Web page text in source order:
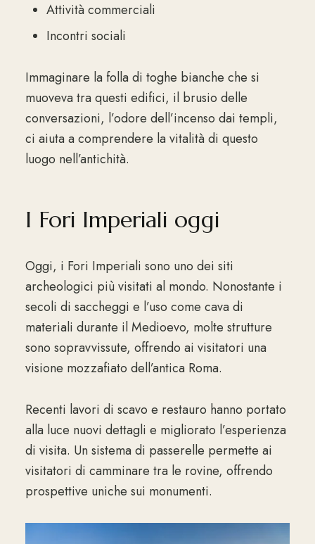
Attività commerciali
Incontri sociali
Immaginare la folla di toghe bianche che si
muoveva tra questi edifici, il brusio delle
conversazioni, l’odore dell’incenso dai templi,
ci aiuta a comprendere la vitalità di questo
luogo nell’antichità.
I Fori Imperiali oggi
Oggi, i Fori Imperiali sono uno dei siti
archeologici più visitati al mondo. Nonostante i
secoli di saccheggi e l’uso come cava di
materiali durante il Medioevo, molte strutture
sono sopravvissute, offrendo ai visitatori una
visione mozzafiato dell’antica Roma.
Recenti lavori di scavo e restauro hanno portato
alla luce nuovi dettagli e migliorato l’esperienza
di visita. Un sistema di passerelle permette ai
visitatori di camminare tra le rovine, offrendo
prospettive uniche sui monumenti.